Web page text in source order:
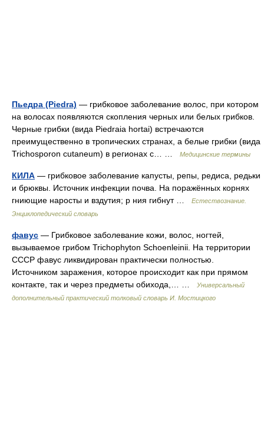
Пьедра (Piedra) — грибковое заболевание волос, при котором
на волосах появляются скопления черных или белых грибков.
Черные грибки (вида Piedraia hortai) встречаются
преимущественно в тропических странах, а белые грибки (вида
Trichosporon cutaneum) в регионах с… …
Медицинские термины
КИЛА — грибковое заболевание капусты, репы, редиса, редьки
и брюквы. Источник инфекции почва. На поражённых корнях
гниющие наросты и вздутия; р ния гибнут …
Естествознание.
Энциклопедический словарь
фавус — Грибковое заболевание кожи, волос, ногтей,
вызываемое грибом Trichophyton Schoenleinii. На территории
СССР фавус ликвидирован практически полностью.
Источником заражения, которое происходит как при прямом
контакте, так и через предметы обихода,… …
Универсальный
дополнительный практический толковый словарь И. Мостицкого